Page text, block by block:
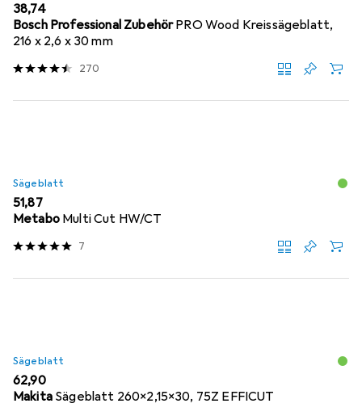
EUR
38,74
Bosch Professional ZubehörPRO Wood Kreissägeblatt,
216 x 2,6 x 30 mm
270
Sägeblatt
EUR
51,87
Metabo Multi Cut HW/CT
7
Sägeblatt
EUR
62,90
Makita Sägeblatt 260x2,15x30, 75Z EFFICUT